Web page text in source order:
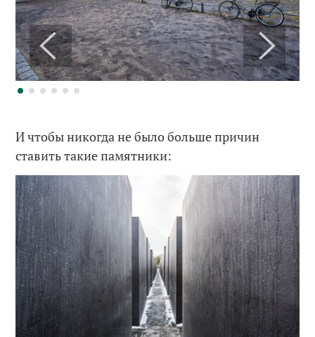
И чтобы никогда не было больше причин
ставить такие памятники: